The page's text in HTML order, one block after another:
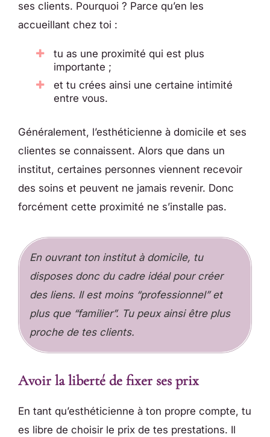
ses clients. Pourquoi ? Parce qu’en les
accueillant chez toi :
tu as une proximité qui est plus
importante ;
et tu crées ainsi une certaine intimité
entre vous.
Généralement, l’esthéticienne à domicile et ses
clientes se connaissent. Alors que dans un
institut, certaines personnes viennent recevoir
des soins et peuvent ne jamais revenir. Donc
forcément cette proximité ne s’installe pas.
En ouvrant ton institut à domicile, tu
disposes donc du cadre idéal pour créer
des liens. Il est moins “professionnel” et
plus que “familier”. Tu peux ainsi être plus
proche de tes clients.
Avoir la liberté de fixer ses prix
En tant qu’esthéticienne à ton propre compte, tu
es libre de choisir le prix de tes prestations. Il